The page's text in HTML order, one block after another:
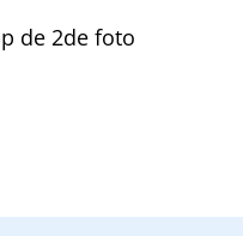
de 2de foto